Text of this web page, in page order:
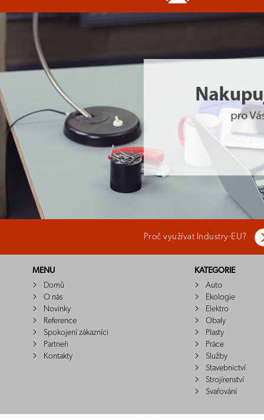
Proč využívat Industry-EU?
MENU
Domů
O nás
Novinky
Reference
Spokojení zákazníci
Partneři
Kontakty
KATEGORIE
Auto
Ekologie
Elektro
Obaly
Plasty
Práce
Služby
Stavebnictví
Strojírenství
Svařování